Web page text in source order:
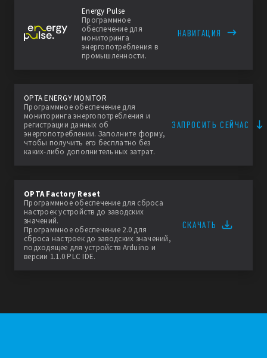
Energy Pulse
Программное
обеспечение для
мониторинга
энергопотребления в
промышленности.
НАВИГАЦИЯ
OPTA ENERGY MONITOR
Программное обеспечение для
мониторинга энергопотребления и
регистрации данных об
энергопотреблении. Заполните форму,
чтобы получить его бесплатно без
каких-либо дополнительных затрат.
ЗАПРОСИТЬ СЕЙЧАС
OPTA Factory Reset
Программное обеспечение для сброса
настроек устройств до заводских
значений.
Программное обеспечение 2.0 для
сброса настроек до заводских значений,
подходящее для устройств Arduino и
версии 1.1.0 PLC IDE.
СКАЧАТЬ